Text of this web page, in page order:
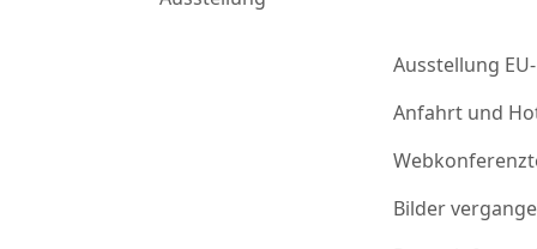
Ausstellung
Anfahrt und
Bilder